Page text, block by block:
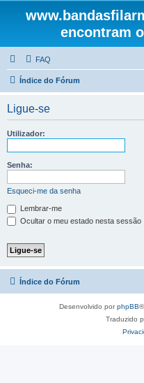
encontram
FAQ
Índice do Fórum
Ligue-se
Utilizador:
Senha:
Esqueci-me da senha
Lembrar-me
Ocultar o meu estado nesta sessão
Índice do Fórum
Desenvolvido porphpBB
Traduzido